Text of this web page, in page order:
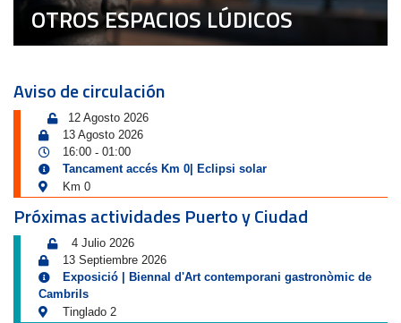
OTROS ESPACIOS LÚDICOS
Aviso de circulación
12 Agosto 2026
13 Agosto 2026
16:00 - 01:00
Tancament accés Km 0| Eclipsi solar
Km 0
Próximas actividades Puerto y Ciudad
4 Julio 2026
13 Septiembre 2026
Exposició | Biennal d'Art contemporani gastronòmic de
Cambrils
Tinglado 2